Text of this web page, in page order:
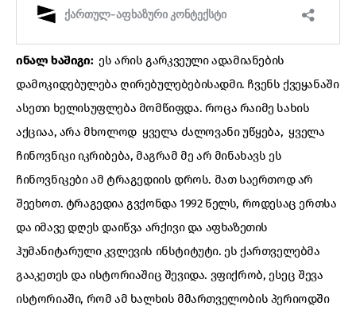
ინალ ხაშიგი:ეს არის გარკვეული ადამიანების
დამოკიდებულება ღირებულებებისადმი. ჩვენს ქვეყანაში
ასეთი ხელისუფლება მომწიფდა. როცა რაიმე სახის
აქციაა, არა მხოლოდ ყველა ძალოვანი უწყება, ყველა
ჩინოვნიკი იკრიბება, მაგრამ მე არ მინახავს ეს
ჩინოვნიკები ამ ტრაგედიის დროს. მათ საერთოდ არ
შეეხოთ. ტრაგედია გვქონდა 1992 წელს, როდესაც ერთსა
და იმავე დღეს დაიწვა არქივი და აფხაზეთის
ჰუმანიტარული კვლევის ინსტიტუტი. ეს ქართველებმა
გააკეთეს და ისტორიაშიც შევიდა. ვფიქრობ, ესეც შევა
ისტორიაში, რომ ამ ხალხის მმართველობის პერიოდში